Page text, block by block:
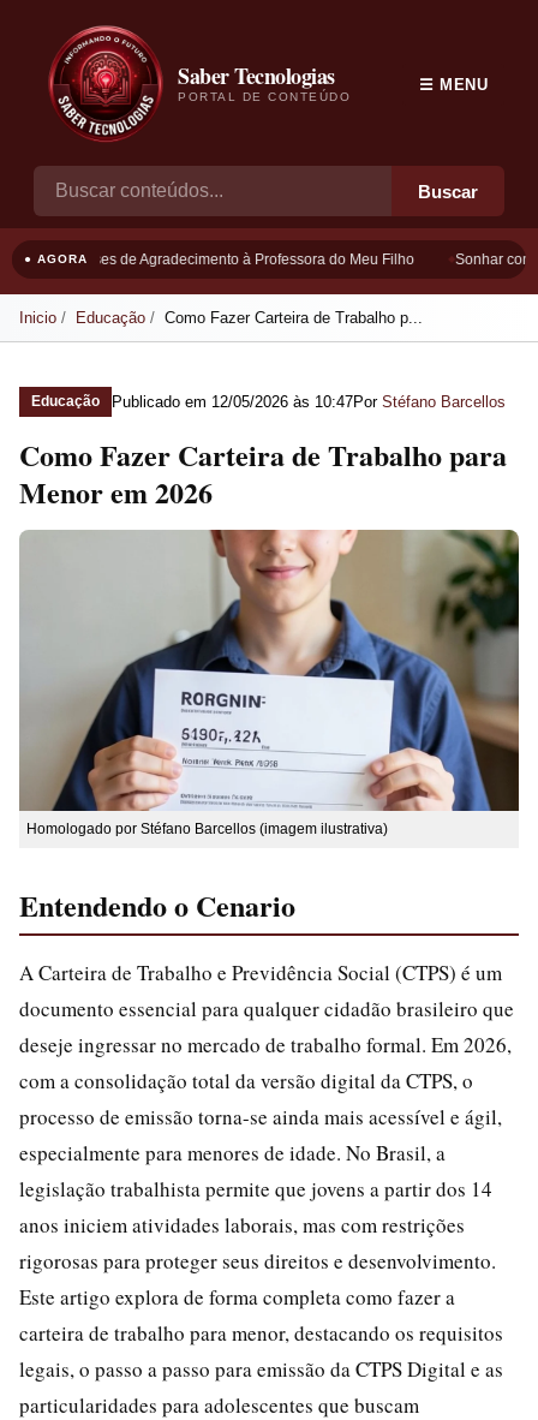
Saber Tecnologias
PORTAL DE CONTEÚDO
Buscar
☰ MENU
● AGORAFrases de Agradecimento à Professora do Meu Filho Sonhar com
Inicio Educação Como Fazer Carteira de Trabalho p...
Educação Publicado em 12/05/2026 às 10:47Por Stéfano Barcellos
Como Fazer Carteira de Trabalho para
Menor em 2026
Homologado por Stéfano Barcellos (imagem ilustrativa)
Entendendo o Cenario
A Carteira de Trabalho e Previdência Social (CTPS) é um
documento essencial para qualquer cidadão brasileiro que
deseje ingressar no mercado de trabalho formal. Em 2026,
com a consolidação total da versão digital da CTPS, o
processo de emissão torna-se ainda mais acessível e ágil,
especialmente para menores de idade. No Brasil, a
legislação trabalhista permite que jovens a partir dos 14
anos iniciem atividades laborais, mas com restrições
rigorosas para proteger seus direitos e desenvolvimento.
Este artigo explora de forma completa como fazer a
carteira de trabalho para menor, destacando os requisitos
legais, o passo a passo para emissão da CTPS Digital e as
particularidades para adolescentes que buscam